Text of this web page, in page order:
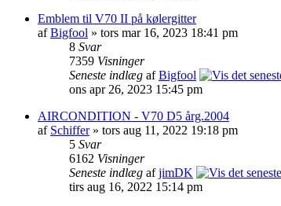
Emblem til V70 II på kølergitter
afBigfool » tors mar 16, 2023 18:41 pm
8 Svar
7359 Visninger
Seneste indlæg afBigfool
ons apr 26, 2023 15:45 pm
AIRCONDITION - V70 D5 årg.2004
af Schiffer» tors aug 11, 2022 19:18 pm
5 Svar
6162 Visninger
Seneste indlæg afjimDK
tirs aug 16, 2022 15:14 pm